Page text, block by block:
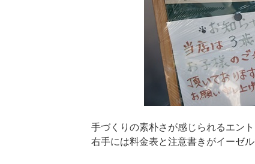
手づくりの素朴さが感じられるエント
右手には料金表と注意書きがイーゼル